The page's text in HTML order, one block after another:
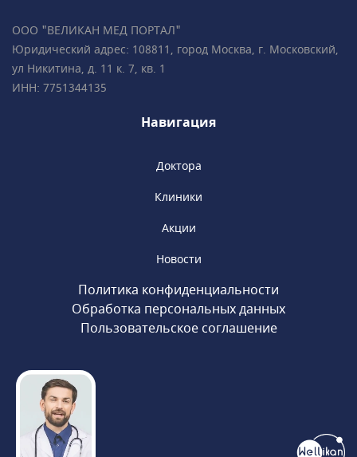
ООО "ВЕЛИКАН МЕД ПОРТАЛ"
Юридический адрес: 108811, город Москва, г. Московский,
ул Никитина, д. 11 к. 7, кв. 1
ИНН: 7751344135
Навигация
Доктора
Клиники
Акции
Новости
Политика конфиденциальности
Обработка персональных данных
Пользовательское соглашение